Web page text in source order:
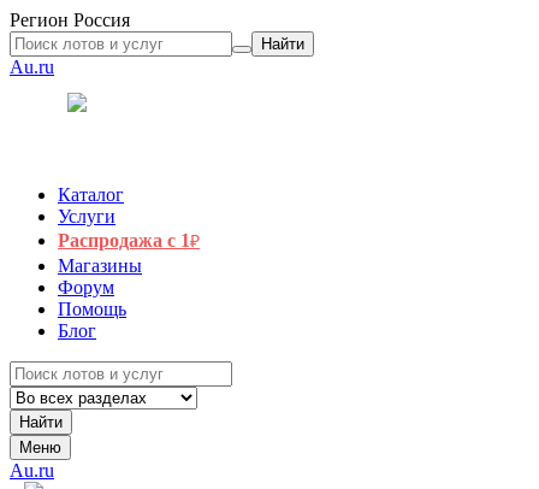
Регион Россия
Найти
Au.ru
Каталог
Услуги
Распродажа с 1₽
Магазины
Форум
Помощь
Блог
Найти
Меню
Au.ru